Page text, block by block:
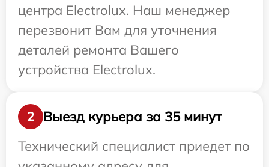
центра Electrolux. Наш менеджер
перезвонит Вам для уточнения
деталей ремонта Вашего
устройства Electrolux.
2
Выезд курьера за 35 минут
Технический специалист приедет по